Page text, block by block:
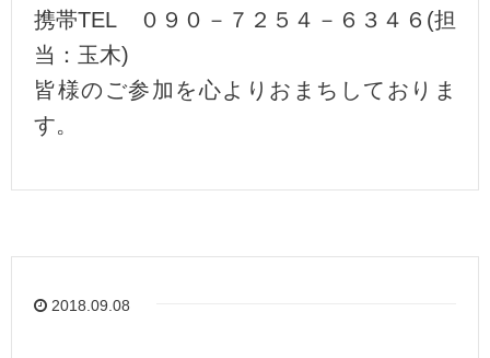
携帯TEL ０９０－７２５４－６３４６(担
当：玉木)
皆様のご参加を心よりおまちしておりま
す。
2018.09.08